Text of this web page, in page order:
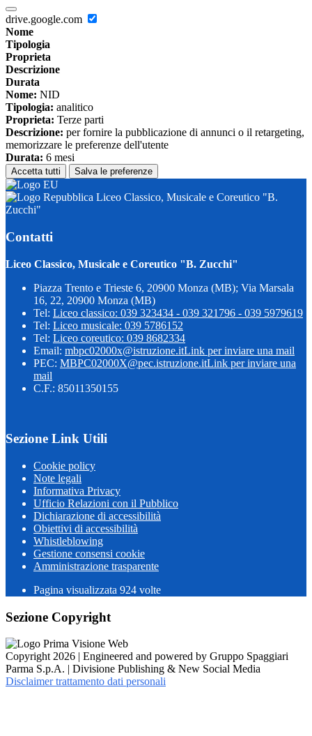
drive.google.com
Nome
Tipologia
Proprieta
Descrizione
Durata
Nome: NID
Tipologia: analitico
Proprieta: Terze parti
Descrizione: per fornire la pubblicazione di annunci o il retargeting,
memorizzare le preferenze dell'utente
Durata: 6 mesi
Accetta tutti Salva le preferenze
Liceo Classico, Musicale e Coreutico "B.
Zucchi"
Contatti
Liceo Classico, Musicale e Coreutico "B. Zucchi"
Piazza Trento e Trieste 6, 20900 Monza (MB); Via Marsala
16, 22, 20900 Monza (MB)
Tel: Liceo classico: 039 323434 - 039 321796 - 039 5979619
Tel: Liceo musicale: 039 5786152
Tel: Liceo coreutico: 039 8682334
Email: mbpc02000x@istruzione.itLink per inviare una mail
PEC: MBPC02000X@pec.istruzione.itLink per inviare una
mail
C.F.: 85011350155
Sezione Link Utili
Cookie policy
Note legali
Informativa Privacy
Ufficio Relazioni con il Pubblico
Dichiarazione di accessibilità
Obiettivi di accessibilità
Whistleblowing
Gestione consensi cookie
Amministrazione trasparente
Pagina visualizzata 924 volte
Sezione Copyright
Copyright 2026 | Engineered and powered by Gruppo Spaggiari
Parma S.p.A. | Divisione Publishing & New Social Media
Disclaimer trattamento dati personali